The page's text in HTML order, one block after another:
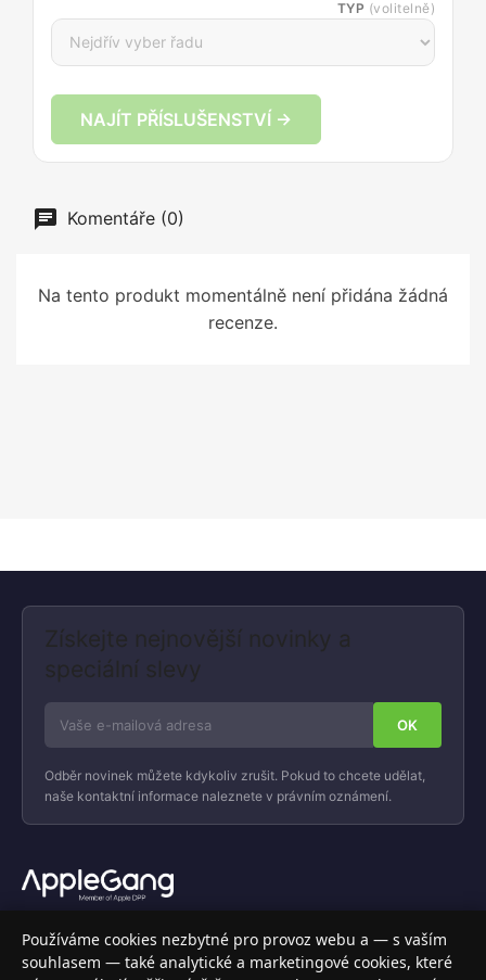
TYP (volitelně)
NAJÍT PŘÍSLUŠENSTVÍ →
Komentáře (0)
Na tento produkt momentálně není přidána žádná
recenze.
Získejte nejnovější novinky a
speciální slevy
Odběr novinek můžete kdykoliv zrušit. Pokud to chcete udělat,
naše kontaktní informace naleznete v právním oznámení.
Váš specializovaný obchod s Apple produkty, příslušenstvím a
elektronikou. Nakupujte bezpečně a s jistotou.
Používáme cookies nezbytné pro provoz webu a — s vaším
souhlasem — také analytické a marketingové cookies, které